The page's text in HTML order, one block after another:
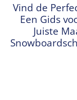
Vind de
Een Gids
Juiste